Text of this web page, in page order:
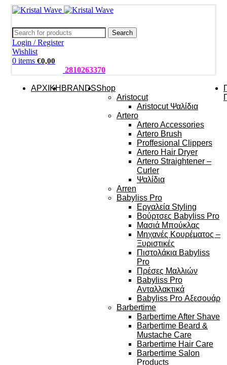
Search
Login / Register
Wishlist
0 items €0,00
2810263370
ΑΡΧΙΚΗ BRANDSShop
Aristocut
Aristocut Ψαλίδια
Artero
Artero Accessories
Artero Brush
Proffesional Clippers
Artero Hair Dryer
Artero Straightener –
Curler
Ψαλίδια
Arren
Babyliss Pro
Εργαλεία Styling
Βούρτσες Babyliss Pro
Μασιά Μπούκλας
Μηχανές Κουρέματος –
Ξυριστικές
Πιστολάκια Babyliss
Pro
Πρέσες Μαλλιών
Babyliss Pro
Ανταλλακτικά
Babyliss Pro Αξεσουάρ
Barbertime
Barbertime After Shave
Barbertime Beard &
Mustache Care
Barbertime Hair Care
Barbertime Salon
Products